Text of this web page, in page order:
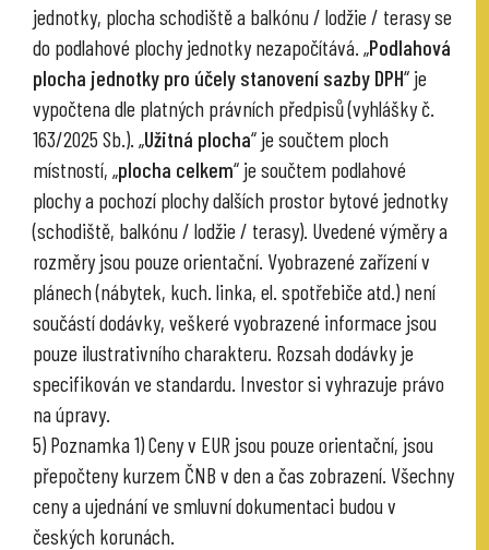
jednotky, plocha schodiště a balkónu / lodžie / terasy se
do podlahové plochy jednotky nezapočítává. „Podlahová
plocha jednotky pro účely stanovení sazby DPH“ je
vypočtena dle platných právních předpisů (vyhlášky č.
163/2025 Sb.). „Užitná plocha“ je součtem ploch
místností, „plocha celkem“ je součtem podlahové
plochy a pochozí plochy dalších prostor bytové jednotky
(schodiště, balkónu / lodžie / terasy). Uvedené výměry a
rozměry jsou pouze orientační. Vyobrazené zařízení v
plánech (nábytek, kuch. linka, el. spotřebiče atd.) není
součástí dodávky, veškeré vyobrazené informace jsou
pouze ilustrativního charakteru. Rozsah dodávky je
specifikován ve standardu. Investor si vyhrazuje právo
na úpravy.
5) Poznamka 1) Ceny v EUR jsou pouze orientační, jsou
přepočteny kurzem ČNB v den a čas zobrazení. Všechny
ceny a ujednání ve smluvní dokumentaci budou v
českých korunách.